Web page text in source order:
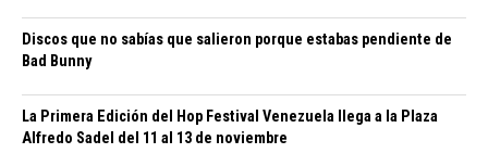
Discos que no sabías que salieron porque estabas pendiente de
Bad Bunny
La Primera Edición del Hop Festival Venezuela llega a la Plaza
Alfredo Sadel del 11 al 13 de noviembre